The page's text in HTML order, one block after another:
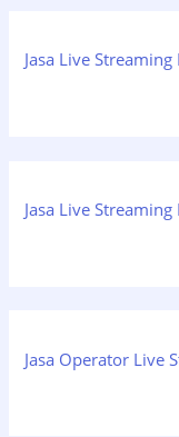
Jasa Live
Jasa Live
Jasa Operator Live